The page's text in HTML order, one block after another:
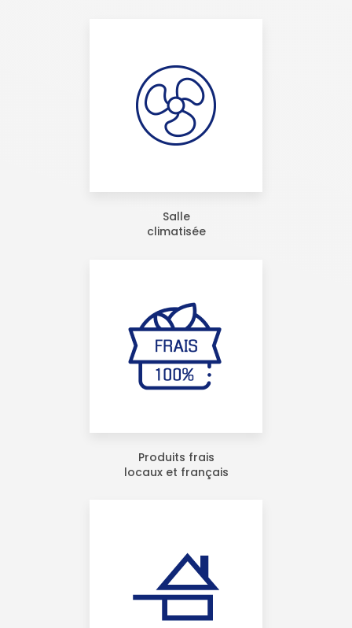
Salle
climatisée
Produits frais
locaux et français